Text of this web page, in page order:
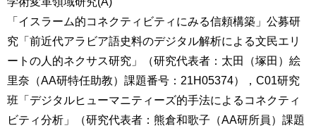
「イスラーム的コネクティビティにみる信頼構築」公募研
究「前近代アラビア語史料のデジタル解析による文民エリ
ートの人的ネクサス研究」（研究代表者：太田（塚田）絵
里奈（AA研特任助教）課題番号：21H05374），C01研究
班「デジタルヒューマニティーズ的手法によるコネクティ
ビティ分析」（研究代表者：熊倉和歌子（AA研所員）課題